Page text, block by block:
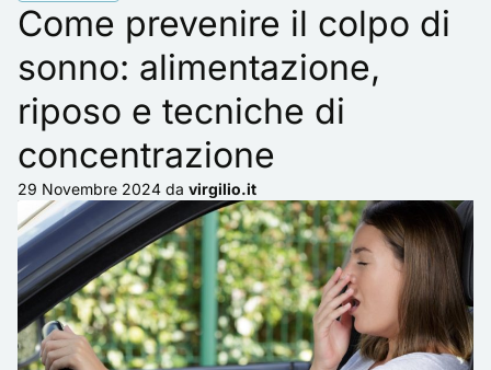
Come prevenire il colpo di
sonno: alimentazione,
riposo e tecniche di
concentrazione
29 Novembre 2024 da virgilio.it